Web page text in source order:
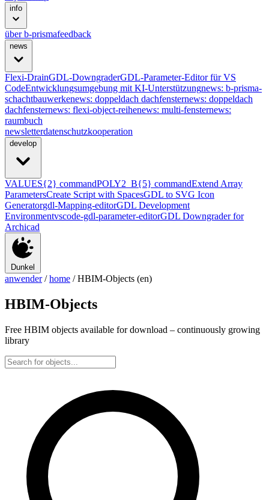
info
über b-prismafeedback
news
Flexi-DrainGDL-DowngraderGDL-Parameter-Editor für VS
CodeEntwicklungsumgebung mit KI-Unterstützungnews: b-prisma-
schachtbauwerkenews: doppeldach dachfensternews: doppeldach
dachfensternews: flexi-object-reihenews: multi-fensternews:
raumbuch
newsletterdatenschutzkooperation
develop
VALUES{2} commandPOLY2_B{5} commandExtend Array
ParametersCreate Script with SpacesGDL to SVG Icon
Generatorgdl-Mapping-editorGDL Development
Environmentvscode-gdl-parameter-editorGDL Downgrader for
Archicad
Dunkel
anwender / home / HBIM-Objects (en)
HBIM-Objects
Free HBIM objects available for download – continuously growing
library